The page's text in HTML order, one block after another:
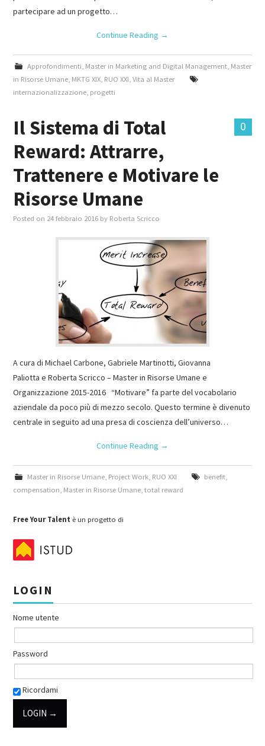
partecipare ad un progetto…
Continue Reading →
Approfondimenti Master in Marketing and Digital Management, Master
in Risorse Umane MKTG XIX RUO XXI ,Vita al Master
internazionalizzazione progetti
0
Il Sistema di Total
Reward: Attrarre,
Trattenere e Motivare le
Risorse Umane
Posted on 24 febbraio 2016 by Roberta Scricco
A cura di Michael Carbone, Gabriele Martinotti, Giovanna
Paliotta e Roberta Scricco – Master in Risorse Umane e
Organizzazione 2015-2016 “Motivare” fa parte del vocabolario
aziendale da poco più di mezzo secolo. Questo termine è divenuto
centrale in seguito ad una presa di coscienza dell’universo…
Continue Reading →
Master in Risorse Umane, Project Work, RUO XXI benefit,
compensation Master in Risorse Umane ,total reward
Free Your Talent è un progetto di
LOGIN
Nome utente
Password
Ricordami